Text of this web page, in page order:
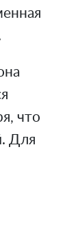
что
Для